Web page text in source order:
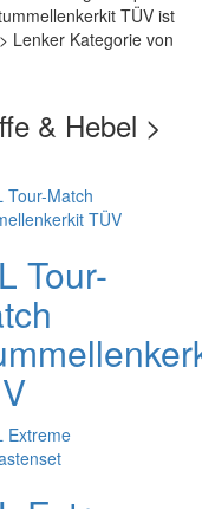
TÜV ist
Lenker Kategorie von
& Hebel >
Tour-